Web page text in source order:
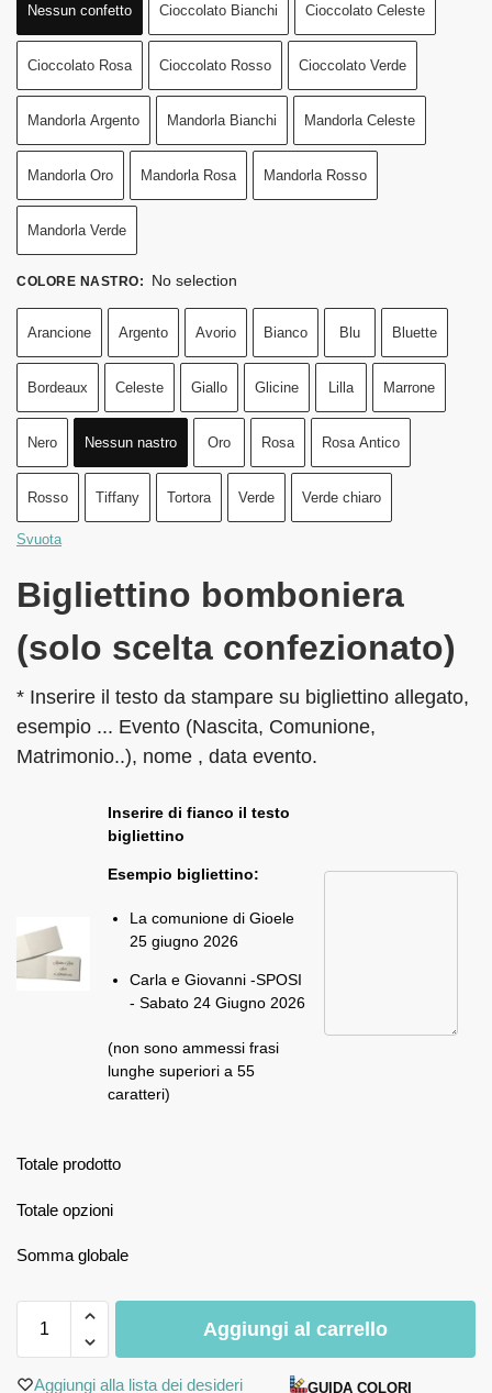
Nessun confetto Cioccolato Bianchi Cioccolato Celeste
Cioccolato Rosa Cioccolato Rosso Cioccolato Verde
Mandorla Argento Mandorla Bianchi Mandorla Celeste
Mandorla Oro Mandorla Rosa Mandorla Rosso
Mandorla Verde
COLORE NASTRO: No selection
Arancione Argento Avorio Bianco Blu Bluette
Bordeaux Celeste Giallo Glicine Lilla Marrone
Nero Nessun nastro Oro Rosa Rosa Antico
Rosso Tiffany Tortora Verde Verde chiaro
Svuota
Bigliettino bomboniera
(solo scelta confezionato)
* Inserire il testo da stampare su bigliettino allegato,
esempio ... Evento (Nascita, Comunione,
Matrimonio..), nome , data evento.
Inserire di fianco il testo
bigliettino
Esempio bigliettino:
La comunione di Gioele
25 giugno 2026
Carla e Giovanni -SPOSI
- Sabato 24 Giugno 2026
(non sono ammessi frasi
lunghe superiori a 55
caratteri)
Totale prodotto
Totale opzioni
Somma globale
Aggiungi al carrello
Aggiungi alla lista dei desideri GUIDA COLORI